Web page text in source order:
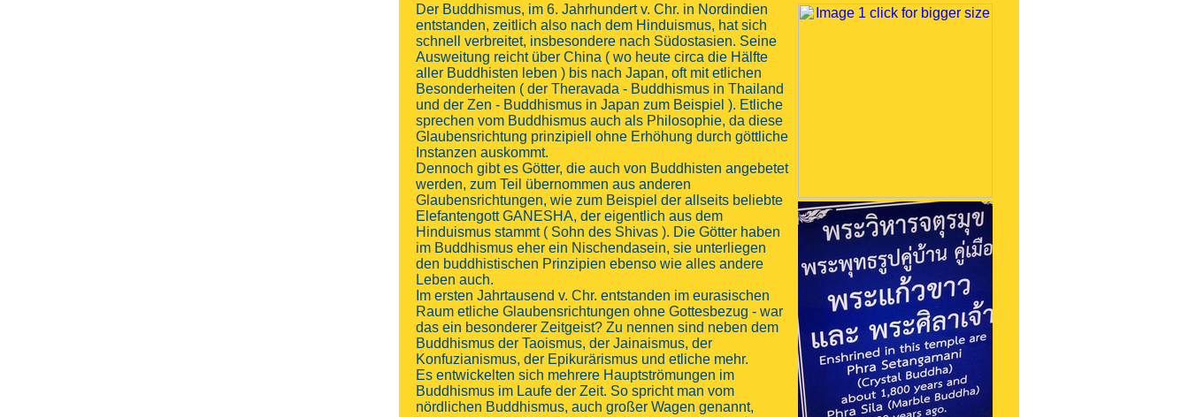
Der Buddhismus, im 6. Jahrhundert v. Chr. in Nordindien
entstanden, zeitlich also nach dem Hinduismus, hat sich
schnell verbreitet, insbesondere nach Südostasien. Seine
Ausweitung reicht über China ( wo heute circa die Hälfte
aller Buddhisten leben ) bis nach Japan, oft mit etlichen
Besonderheiten ( der Theravada - Buddhismus in Thailand
und der Zen - Buddhismus in Japan zum Beispiel ). Etliche
sprechen vom Buddhismus auch als Philosophie, da diese
Glaubensrichtung prinzipiell ohne Erhöhung durch göttliche
Instanzen auskommt.
Dennoch gibt es Götter, die auch von Buddhisten angebetet
werden, zum Teil übernommen aus anderen
Glaubensrichtungen, wie zum Beispiel der allseits beliebte
Elefantengott GANESHA, der eigentlich aus dem
Hinduismus stammt ( Sohn des Shivas ). Die Götter haben
im Buddhismus eher ein Nischendasein, sie unterliegen
den buddhistischen Prinzipien ebenso wie alles andere
Leben auch.
Im ersten Jahrtausend v. Chr. entstanden im eurasischen
Raum etliche Glaubensrichtungen ohne Gottesbezug - war
das ein besonderer Zeitgeist? Zu nennen sind neben dem
Buddhismus der Taoismus, der Jainaismus, der
Konfuzianismus, der Epikurärismus und etliche mehr.
Es entwickelten sich mehrere Hauptströmungen im
Buddhismus im Laufe der Zeit. So spricht man vom
nördlichen Buddhismus, auch großer Wagen genannt,